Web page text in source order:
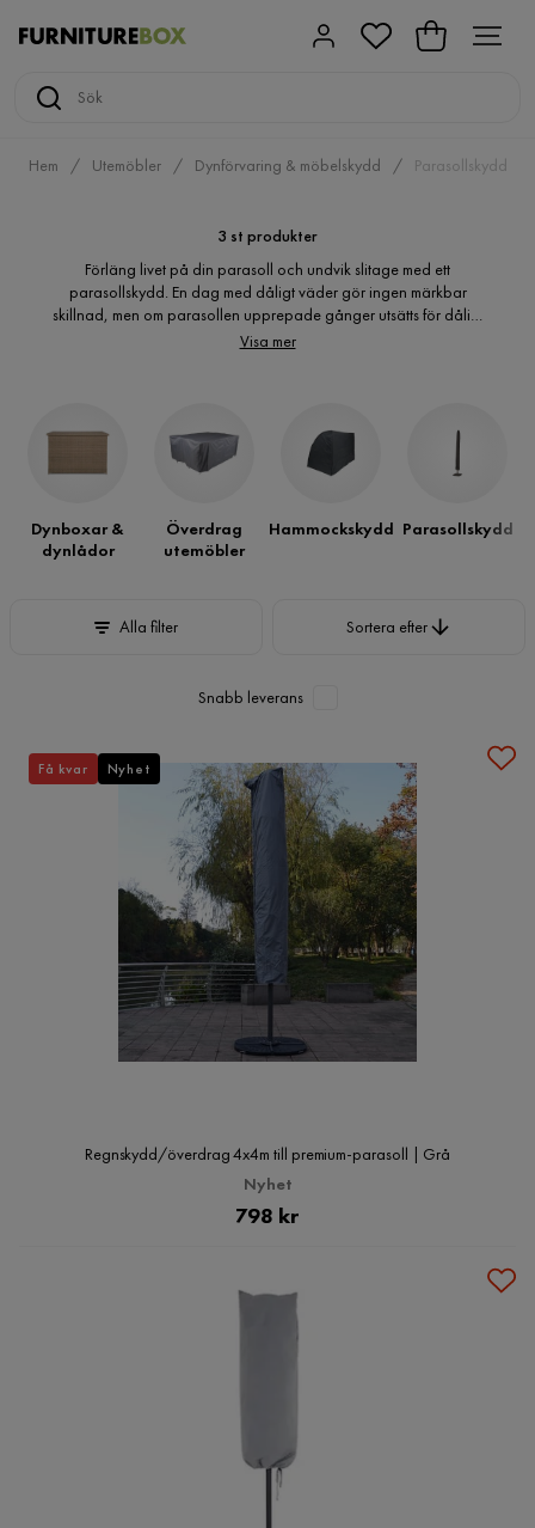
Hem Utemöbler Dynförvaring & möbelskydd Parasollskydd
3 st produkter
Förläng livet på din parasoll och undvik slitage med ett
parasollskydd. En dag med dåligt väder gör ingen märkbar
skillnad, men om parasollen upprepade gånger utsätts för dåligt
väder och vind kan detta ge stora skador på parasollet. Ett
investering i avsevärt ökad livslängd. Parasollskydd skyddar din
parasoll när den inte används mot bland annat sol, regn, smuts,
damm och pollen.
Visa mer
Dynboxar &
dynlådor
Överdrag
utemöbler
Hammockskydd Parasollskydd
Alla filter Sortera efter
Snabb leverans
Regnskydd/överdrag 4x4m till premium-parasoll | Grå
Nyhet
Pris
798 kr
Få kvar Nyhet